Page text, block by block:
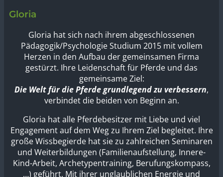
Gloria
Gloria hat sich nach ihrem abgeschlossenen
Pädagogik/Psychologie Studium 2015 mit vollem
Herzen in den Aufbau der gemeinsamen Firma
gestürzt. Ihre Leidenschaft für Pferde und das
gemeinsame Ziel:
Die Welt für die Pferde grundlegend zu verbessern,
verbindet die beiden von Beginn an.
Gloria hat alle Pferdebesitzer mit Liebe und viel
Engagement auf dem Weg zu Ihrem Ziel begleitet. Ihre
große Wissbegierde hat sie zu zahlreichen Seminaren
und Weiterbildungen (Familienaufstellung, Innere-
Kind-Arbeit, Archetypentraining, Berufungskompass,
…) geführt. Mit ihrer unglaublichen Energie und